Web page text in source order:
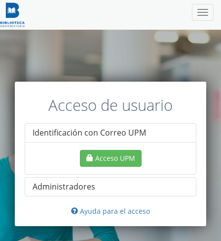
Acceso de usuario
Identificación con Correo UPM
Acceso UPM
Administradores
Ayuda para el acceso